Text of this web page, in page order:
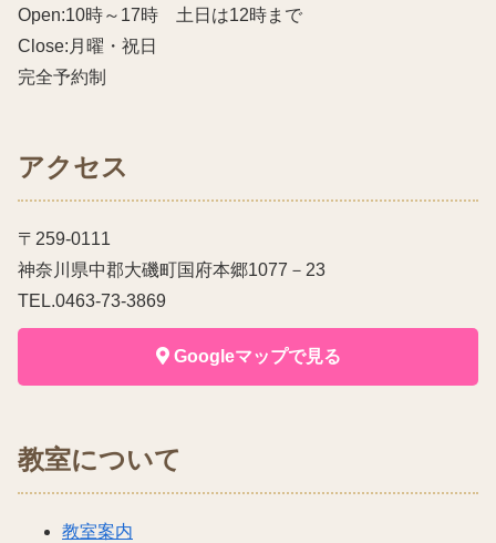
Open:10時～17時 土日は12時まで
Close:月曜・祝日
完全予約制
アクセス
〒259-0111
神奈川県中郡大磯町国府本郷1077－23
TEL.0463-73-3869
Googleマップで見る
教室について
教室案内